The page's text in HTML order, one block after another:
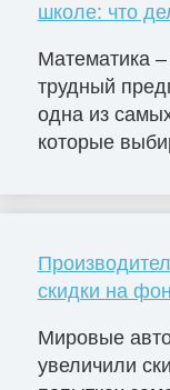
школе: что
Математика
трудный
одна из
которые
скидки на
Мировые
увеличили